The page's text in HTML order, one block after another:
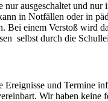
ausgeschaltet und
in Notfällen oder in
Bei einem Verstoß
selbst durch die
und Termine
Wir haben keine